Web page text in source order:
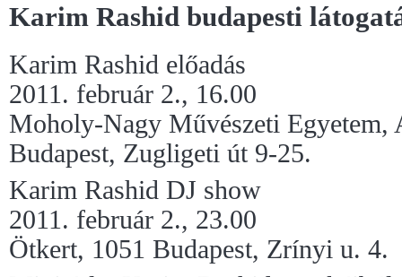
Karim Rashid budapesti
Karim Rashid előadás
2011. február 2., 16.00
Moholy-Nagy Művészeti Egyetem,
Budapest, Zugligeti út 9-25.
Karim Rashid DJ show
2011. február 2., 23.00
Ötkert, 1051 Budapest, Zrínyi u. 4.